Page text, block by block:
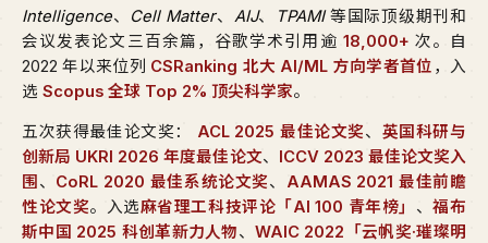
Intelligence、 Cell Matter、 AIJ、 TPAMI等国际顶级期刊和
会议发表论文三百余篇，谷歌学术引用逾 18,000+ 次。自
2022 年以来位列 CSRanking 北大 AI/ML 方向学者首位 ，入
选 Scopus 全球 Top 2% 顶尖科学家。
五次获得最佳论文奖： ACL 2025 最佳论文奖、 英国科研与
创新局 UKRI 2026 年度最佳论文、 ICCV 2023 最佳论文奖入
围 、 CoRL 2020 最佳系统论文奖、 AAMAS 2021 最佳前瞻
性论文奖。入选麻省理工科技评论「AI 100 青年榜」 、福布
斯中国 2025 科创革新力人物、WAIC 2022「云帆奖·璀璨明